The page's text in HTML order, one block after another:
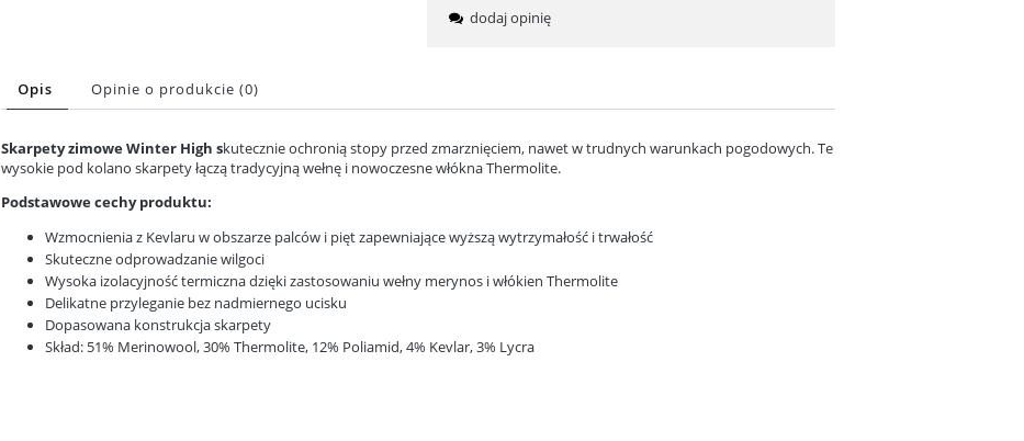
dodaj opinię
Opis Opinie o produkcie (0)
Skarpety zimowe Winter High skutecznie ochronią stopy przed zmarznięciem, nawet w trudnych warunkach pogodowych. Te
wysokie pod kolano skarpety łączą tradycyjną wełnę i nowoczesne włókna Thermolite.
Podstawowe cechy produktu:
Wzmocnienia z Kevlaru w obszarze palców i pięt zapewniające wyższą wytrzymałość i trwałość
Skuteczne odprowadzanie wilgoci
Wysoka izolacyjność termiczna dzięki zastosowaniu wełny merynos i włókien Thermolite
Delikatne przyleganie bez nadmiernego ucisku
Dopasowana konstrukcja skarpety
Skład: 51% Merinowool, 30% Thermolite, 12% Poliamid, 4% Kevlar, 3% Lycra